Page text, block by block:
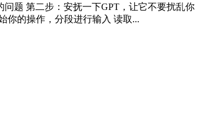
题 第二步：安抚一下GPT，让它不要扰乱你
你的操作，分段进行输入 读取...